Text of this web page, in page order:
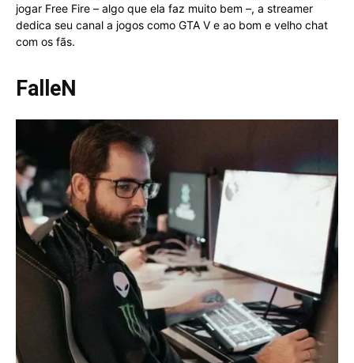
jogar Free Fire – algo que ela faz muito bem –, a streamer
dedica seu canal a jogos como GTA V e ao bom e velho chat
com os fãs.
FalleN